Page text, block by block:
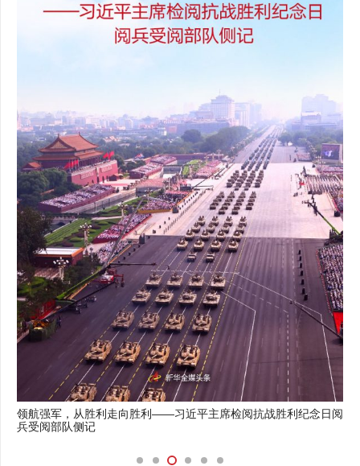
领航强军，从胜利走向胜利——习近平主席检阅抗战胜利纪念日阅
兵受阅部队侧记